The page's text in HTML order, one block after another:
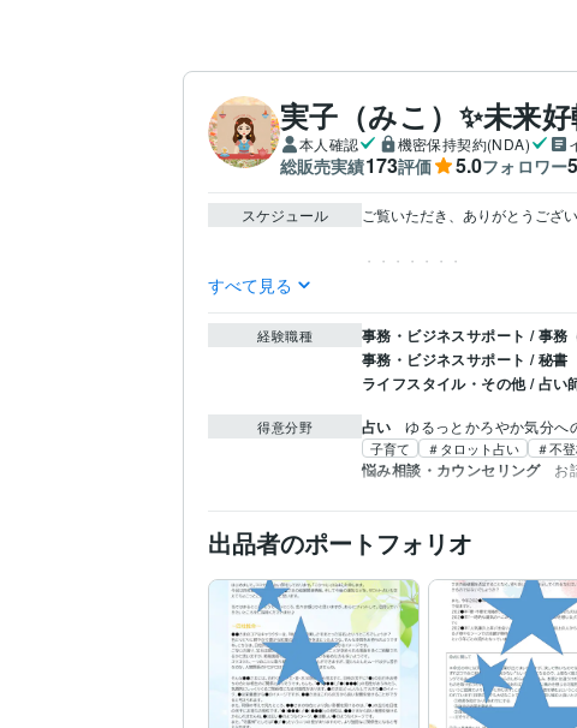
実子（みこ）✨未来
本人確認 機密保持契約(NDA)
総販売実績173評価 5.0フォロワー
スケジュール ご覧いただき、ありがとうござ
すべて見る
経験職種 事務・ビジネスサポート / 事務
事務・ビジネスサポート / 秘書
ライフスタイル・その他 / 占い
得意分野 占い ゆるっとかろやか気分へ
子育て ＃タロット占い ＃不
悩み相談・カウンセリング お
出品者のポートフォリオ